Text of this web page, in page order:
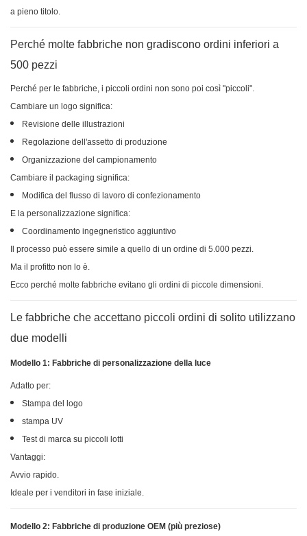
a pieno titolo.
Perché molte fabbriche non gradiscono ordini inferiori a
500 pezzi
Perché per le fabbriche, i piccoli ordini non sono poi così "piccoli".
Cambiare un logo significa:
Revisione delle illustrazioni
Regolazione dell'assetto di produzione
Organizzazione del campionamento
Cambiare il packaging significa:
Modifica del flusso di lavoro di confezionamento
E la personalizzazione significa:
Coordinamento ingegneristico aggiuntivo
Il processo può essere simile a quello di un ordine di 5.000 pezzi.
Ma il profitto non lo è.
Ecco perché molte fabbriche evitano gli ordini di piccole dimensioni.
Le fabbriche che accettano piccoli ordini di solito utilizzano
due modelli
Modello 1: Fabbriche di personalizzazione della luce
Adatto per:
Stampa del logo
stampa UV
Test di marca su piccoli lotti
Vantaggi:
Avvio rapido.
Ideale per i venditori in fase iniziale.
Modello 2: Fabbriche di produzione OEM (più preziose)